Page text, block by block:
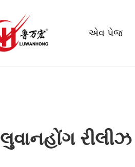
એવ પેજ
લુવાનહોંગ